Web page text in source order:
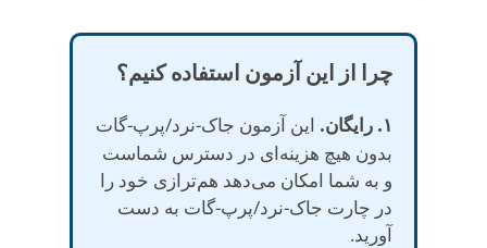
چرا از این آزمون استفاده کنیم؟
۱. رایگان.
این آزمون جاک-نرد/پرپ-گات
بدون هیچ هزینه‌ای در دسترس شماست
و به شما امکان می‌دهد هم‌ترازی خود را
در چارت جاک-نرد/پرپ-گات به دست
آورید.